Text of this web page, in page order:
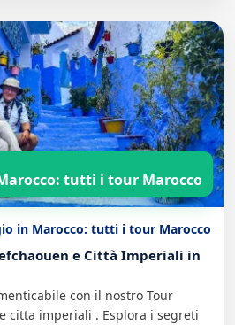
tutti i tour Marocco
in Marocco: tutti i tour Marocco
e Città Imperiali in
con il nostro Tour
citta imperiali . Esplora i segreti